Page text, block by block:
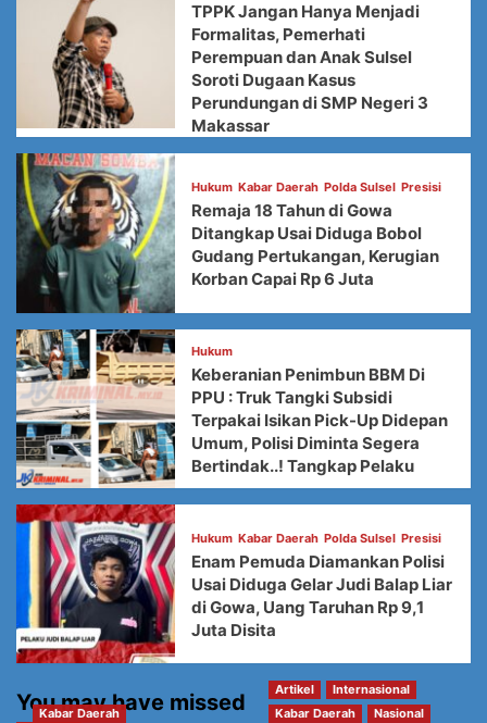
TPPK Jangan Hanya Menjadi
Formalitas, Pemerhati
Perempuan dan Anak Sulsel
Soroti Dugaan Kasus
Perundungan di SMP Negeri 3
Makassar
Hukum Kabar Daerah Polda Sulsel Presisi
Remaja 18 Tahun di Gowa
Ditangkap Usai Diduga Bobol
Gudang Pertukangan, Kerugian
Korban Capai Rp 6 Juta
Hukum
Keberanian Penimbun BBM Di
PPU : Truk Tangki Subsidi
Terpakai Isikan Pick-Up Didepan
Umum, Polisi Diminta Segera
Bertindak..! Tangkap Pelaku
Hukum Kabar Daerah Polda Sulsel Presisi
Enam Pemuda Diamankan Polisi
Usai Diduga Gelar Judi Balap Liar
di Gowa, Uang Taruhan Rp 9,1
Juta Disita
You may have missed
Kabar Daerah
Artikel
Internasional
Kabar Daerah
Nasional